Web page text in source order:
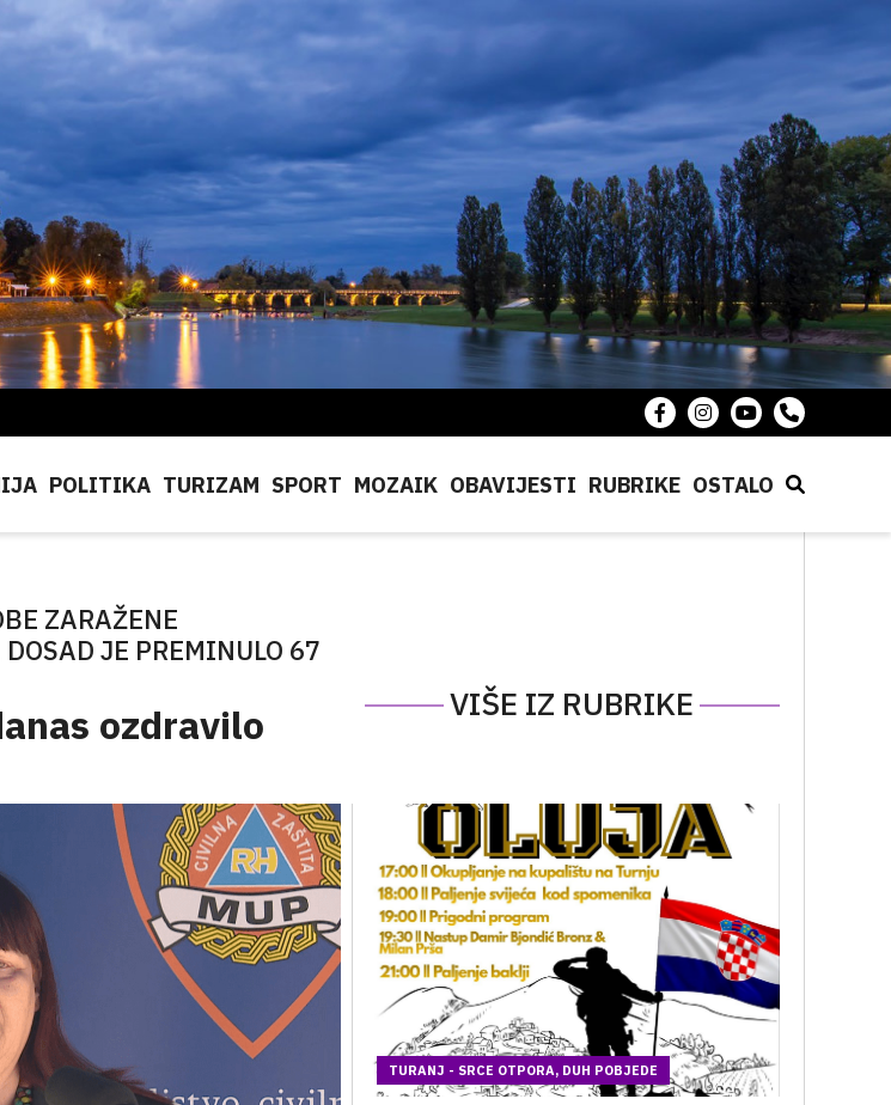
POLITIKA TURIZAM SPORT MOZAIK OBAVIJESTI RUBRIKE OSTALO
ZARAŽENE
JE PREMINULO 67
ozdravilo
VIŠE IZ RUBRIKE
TURANJ - SRCE OTPORA, DUH POBJEDE